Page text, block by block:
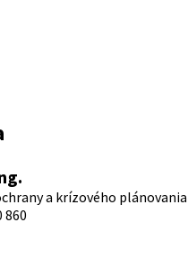
a krízového plánovania
860